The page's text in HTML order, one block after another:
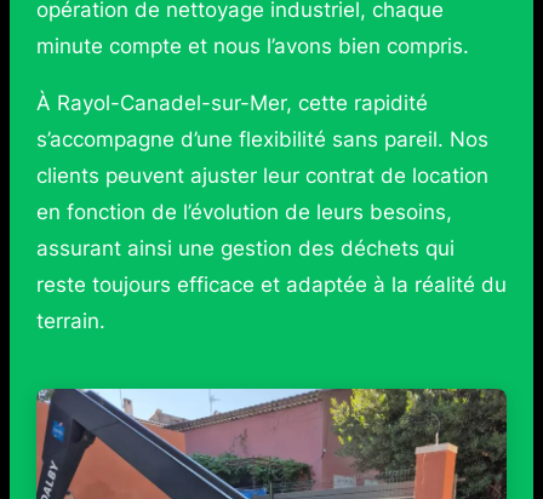
opération de nettoyage industriel, chaque
minute compte et nous l’avons bien compris.
À Rayol-Canadel-sur-Mer, cette rapidité
s’accompagne d’une flexibilité sans pareil. Nos
clients peuvent ajuster leur contrat de location
en fonction de l’évolution de leurs besoins,
assurant ainsi une gestion des déchets qui
reste toujours efficace et adaptée à la réalité du
terrain.